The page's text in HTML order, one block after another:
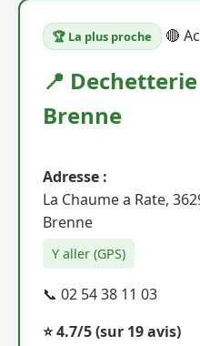
🏆 La plus proche 🔴
📍
Brenne
Adresse :
La Chaume a Rate,
Brenne
Y aller (GPS)
📞 02 54 38 11 03
⭐ 4.7/5(sur 19 avis)